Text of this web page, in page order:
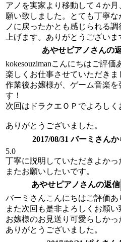
アノを実家より移動して４か
願い致しました。とても丁寧
ノに戻ったかとも感じられる
上げます。ありがとうございま
あやせピアノさんの
kokesouzimanこんにちはご評価
楽しくお仕事させていただきま
作業後お嬢様が、ゲーム音楽
す！
次回はドラクエＯＰでよろしく
ありがとうございました。
2017/08/31 バーミさん
5.0
丁寧に説明していただきよかっ
またお願いしたいです。
あやせピアノさんの返信
バーミさんこんにちはご評価あ
また次回も是非よろしくお願い
お嬢様のお見送り可愛らしか
ありがとうございました。